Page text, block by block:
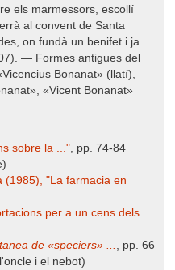
els marmessors, escollí
al convent de Santa
on fundà un benifet i ja
— Formes antigues del
Bonanat» (llatí),
«Vicent Bonanat»
sobre la ...", pp. 74-84
(1985), "La farmacia en
per a un cens dels
de «speciers» ... , pp. 66
i el nebot)